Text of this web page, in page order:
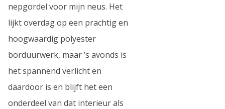
nepgordel voor mijn neus. Het
lijkt overdag op een prachtig en
hoogwaardig polyester
borduurwerk, maar ’s avonds is
het spannend verlicht en
daardoor is en blijft het een
onderdeel van dat interieur als